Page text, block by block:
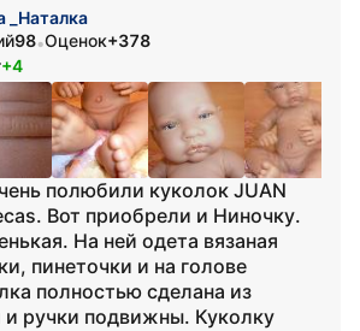
_Наталка
98•Оценок+378
+4
полюбили куколок JUAN
Вот приобрели и Ниночку.
На ней одета вязаная
пинеточки и на голове
полностью сделана из
ручки подвижны. Куколку